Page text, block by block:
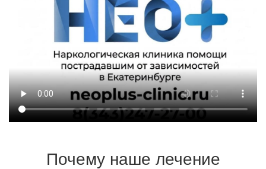
Почему наше лечение